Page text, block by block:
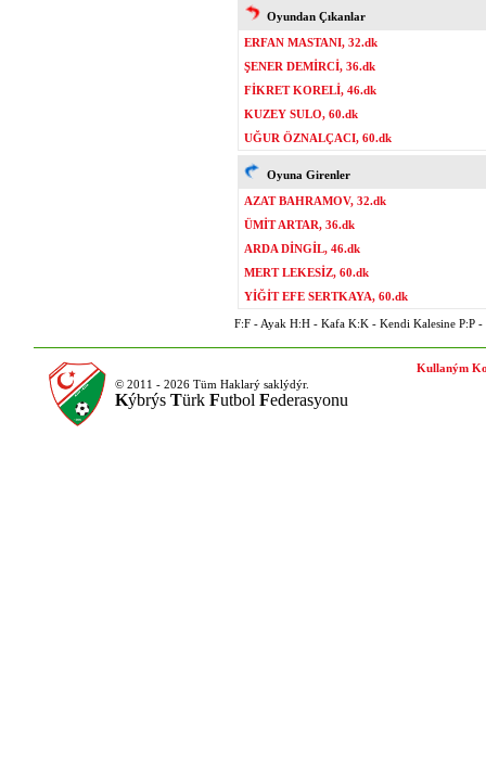
Oyundan Çıkanlar
ERFAN MASTANI, 32.dk
ŞENER DEMİRCİ, 36.dk
FİKRET KORELİ, 46.dk
KUZEY SULO, 60.dk
UĞUR ÖZNALÇACI, 60.dk
Oyuna Girenler
AZAT BAHRAMOV, 32.dk
ÜMİT ARTAR, 36.dk
ARDA DİNGİL, 46.dk
MERT LEKESİZ, 60.dk
YİĞİT EFE SERTKAYA, 60.dk
F:F - Ayak H:H - Kafa K:K - Kendi Kalesine P:P -
© 2011 - 2026 Tüm Haklarý saklýdýr.
Kýbrýs Türk Futbol Federasyonu
Kullaným